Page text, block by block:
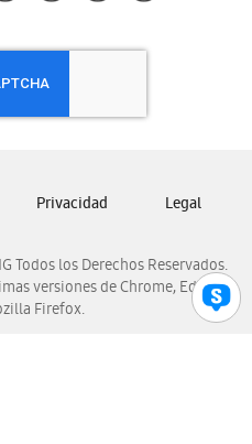
Honduras
Panamá
Todos los Derechos Reservados.
versiones de Chrome, Edge,
Firefox.
Privacidad Legal